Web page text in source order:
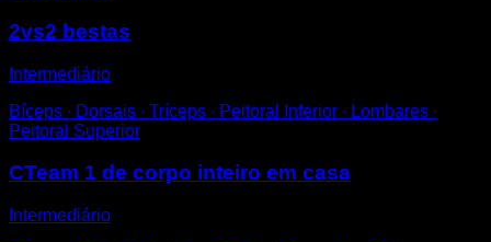
2vs2 bestas
Intermediário
Bíceps ∙ Dorsais ∙ Tríceps ∙ Peitoral Inferior ∙ Lombares ∙
Peitoral Superior
CTeam 1 de corpo inteiro em casa
Intermediário